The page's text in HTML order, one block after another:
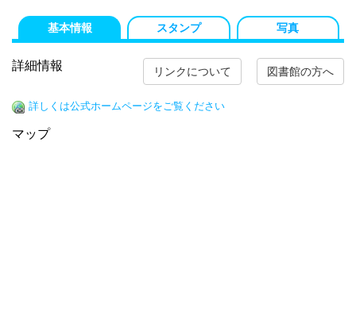
基本情報 スタンプ 写真
リンクについて 図書館の方へ
詳細情報
詳しくは公式ホームページをご覧ください
マップ